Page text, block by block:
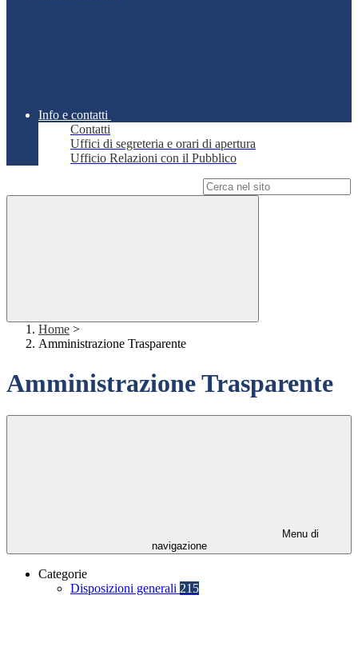
Info e contatti
Contatti
Uffici di segreteria e orari di apertura
Ufficio Relazioni con il Pubblico
Home >
Amministrazione Trasparente
Amministrazione Trasparente
Menu di
navigazione
Categorie
Disposizioni generali 215